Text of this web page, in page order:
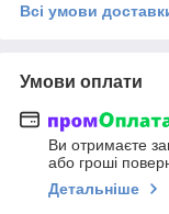
Всі умови
Умови оплати
Ви отримаєте
або гроші
Детальніше